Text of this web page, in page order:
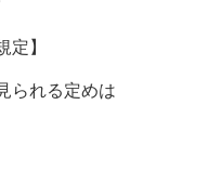
】
られる定めは